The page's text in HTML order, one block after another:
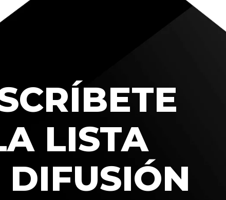
LISTA
DIFUSIÓN